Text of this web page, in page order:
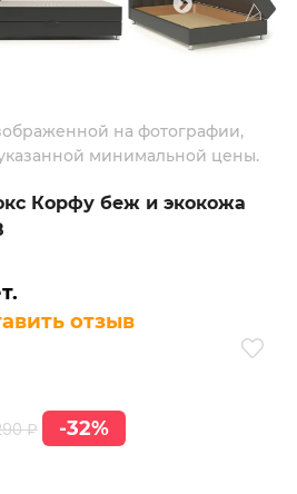
на фотографии,
минимальной цены.
Корфу беж и экокожа
отзыв
₽ -32%